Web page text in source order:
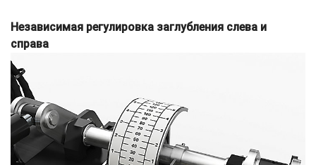
Независимая регулировка заглубления слева и
справа